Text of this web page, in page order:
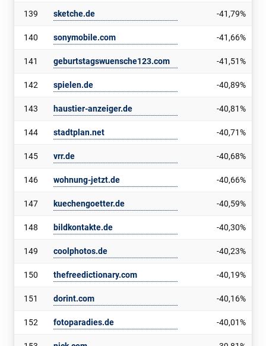
139 sketche.de -41,79%
140 sonymobile.com -41,66%
141 geburtstagswuensche123.com -41,51%
142 spielen.de -40,89%
143 haustier-anzeiger.de -40,81%
144 stadtplan.net -40,71%
145 vrr.de -40,68%
146 wohnung-jetzt.de -40,66%
147 kuechengoetter.de -40,59%
148 bildkontakte.de -40,30%
149 coolphotos.de -40,23%
150 thefreedictionary.com -40,19%
151 dorint.com -40,16%
152 fotoparadies.de -40,01%